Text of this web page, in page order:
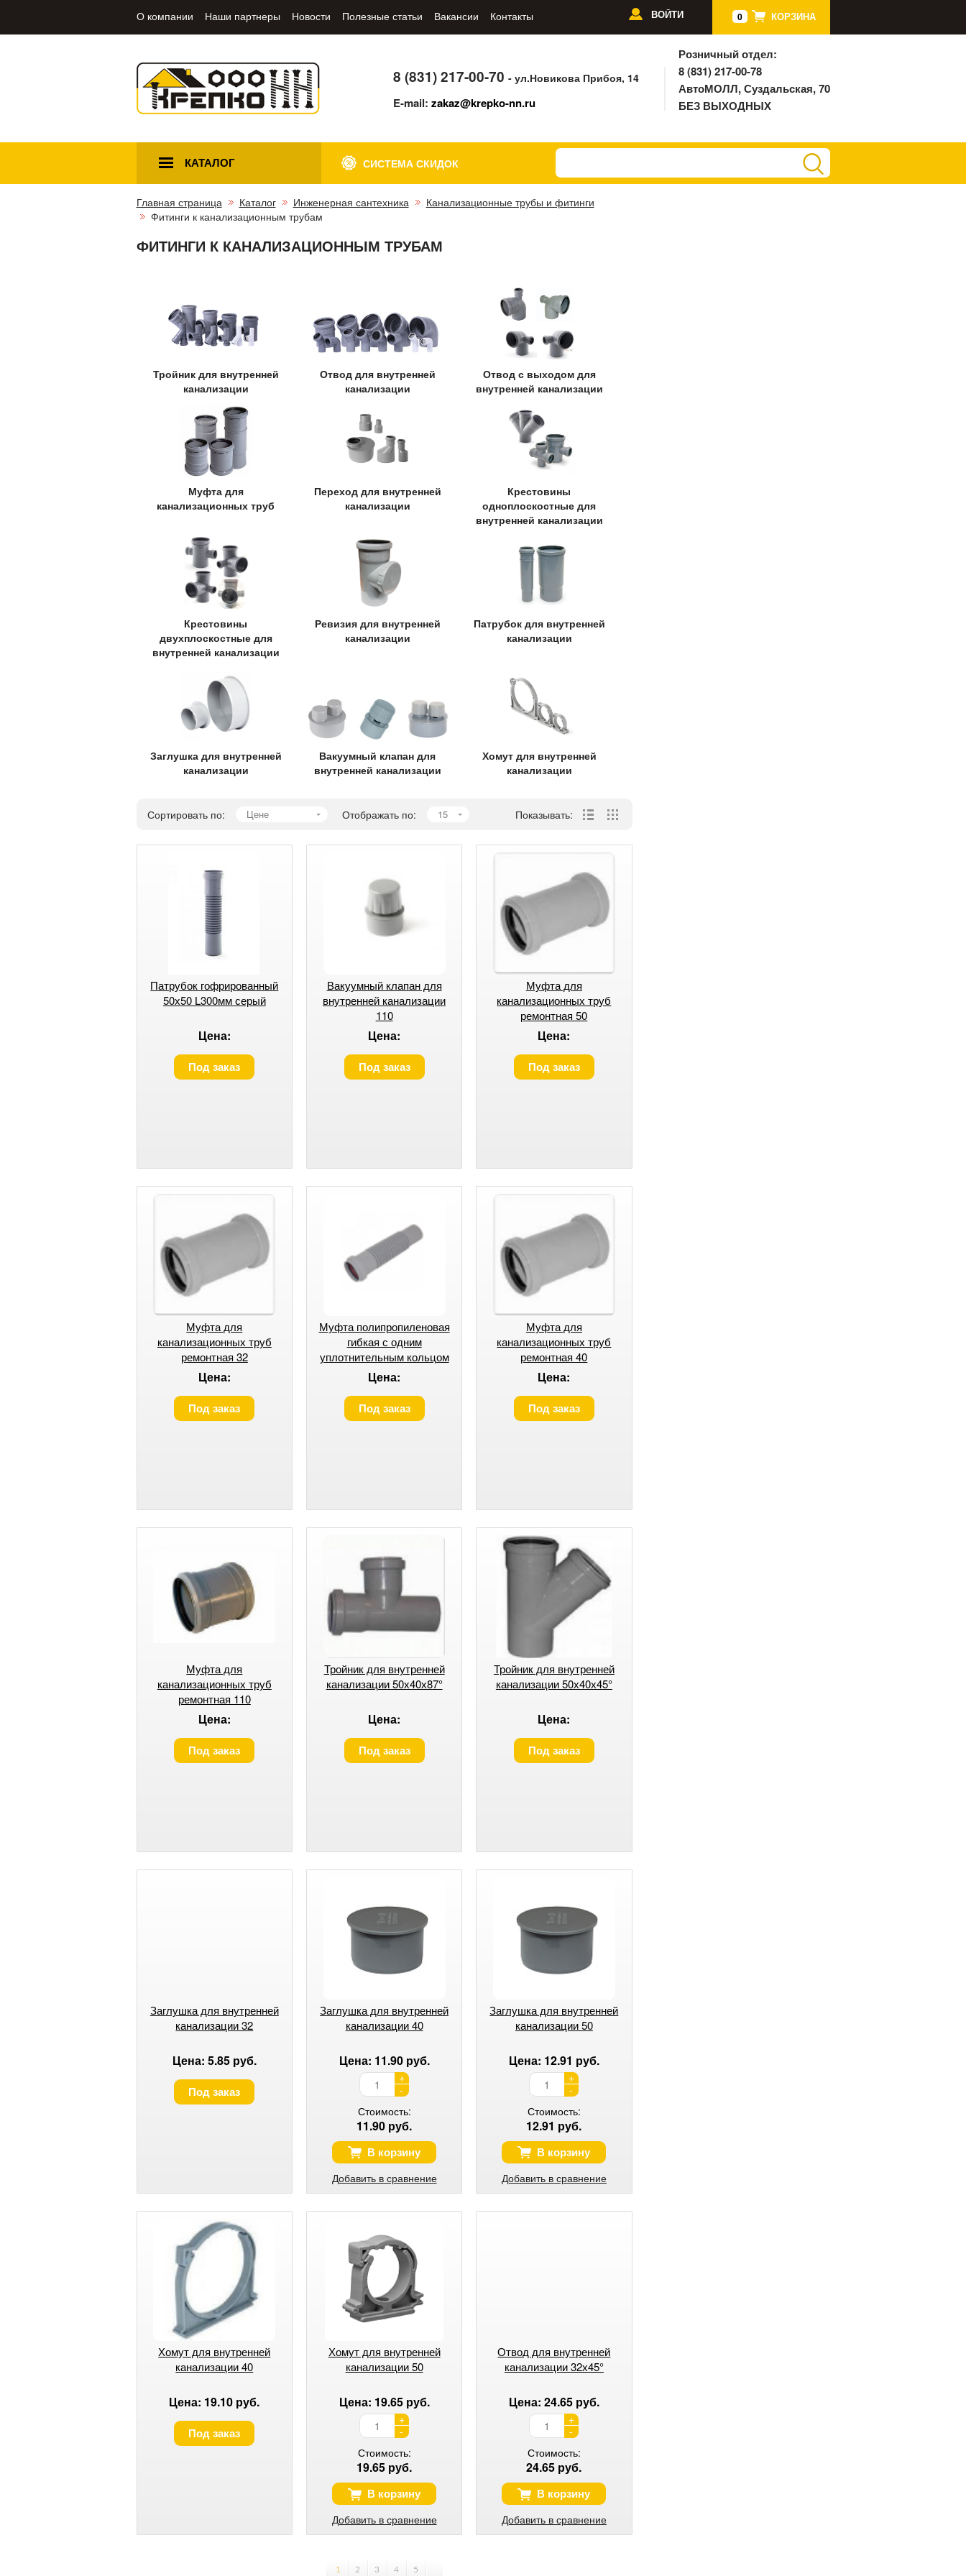
О компании Наши партнеры Новости Полезные статьи Вакансии Контакты 0 КОРЗИНА
ВОЙТИ
8 (831) 217-00-70- ул.Новикова Прибоя, 14
E-mail:zakaz@krepko-nn.ru
Розничный отдел:
8 (831) 217-00-78
АвтоМОЛЛ, Суздальская, 70
БЕЗ ВЫХОДНЫХ
КАТАЛОГ СИСТЕМА СКИДОК
Главная страница Каталог Инженерная сантехника
Канализационные трубы и фитинги
Фитинги к канализационным трубам
ФИТИНГИ К КАНАЛИЗАЦИОННЫМ ТРУБАМ
Тройник для внутренней
канализации
Отвод для внутренней
канализации
Отвод с выходом для
внутренней канализации
Муфта для
канализационных труб
Переход для внутренней
канализации
Крестовины
одноплоскостные для
внутренней канализации
Крестовины
двухплоскостные для
внутренней канализации
Ревизия для внутренней
канализации
Патрубок для внутренней
канализации
Заглушка для внутренней
канализации
Вакуумный клапан для
внутренней канализации
Хомут для внутренней
канализации
Сортировать по: Цене Отображать по: 15 Показывать:
Патрубок гофрированный
50х50 L300мм серый
Цена:
Под заказ
Вакуумный клапан для
внутренней канализации
110
Цена:
Под заказ
Муфта для
канализационных труб
ремонтная 50
Цена:
Под заказ
Муфта для
канализационных труб
ремонтная 32
Цена:
Под заказ
Муфта полипропиленовая
гибкая с одним
уплотнительным кольцом
50
Цена:
Под заказ
Муфта для
канализационных труб
ремонтная 40
Цена:
Под заказ
Муфта для
канализационных труб
ремонтная 110
Цена:
Под заказ
Тройник для внутренней
канализации 50х40х87°
Цена:
Под заказ
Тройник для внутренней
канализации 50х40х45°
Цена:
Под заказ
Заглушка для внутренней
канализации 32
Цена: 5.85 руб.
Под заказ
Заглушка для внутренней
канализации 40
Цена: 11.90 руб.
+
-
Стоимость:
11.90 руб.
В корзину
Добавить в сравнение
Заглушка для внутренней
канализации 50
Цена: 12.91 руб.
+
-
Стоимость:
12.91 руб.
В корзину
Добавить в сравнение
Хомут для внутренней
канализации 40
Цена: 19.10 руб.
Под заказ
Хомут для внутренней
канализации 50
Цена: 19.65 руб.
+
-
Стоимость:
19.65 руб.
В корзину
Добавить в сравнение
Отвод для внутренней
канализации 32х45°
Цена: 24.65 руб.
+
-
Стоимость:
24.65 руб.
В корзину
Добавить в сравнение
1 2 3 4 5